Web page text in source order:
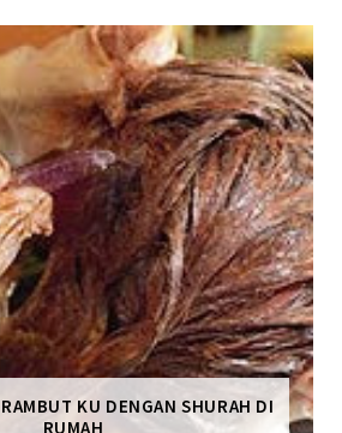
KU DENGAN SHURAH DI
RUMAH